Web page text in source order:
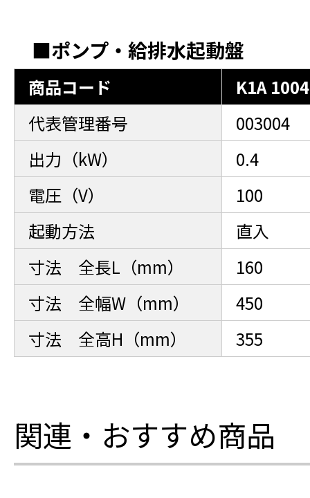
■ポンプ・給排水起動盤
商品コード
K1A
代表管理番号
003004
出力（kW）
0.4
電圧（V）
100
起動方法
直入
寸法 全長L（mm）
160
寸法 全幅W（mm）
450
寸法 全高H（mm）
355
関連・おすすめ商品